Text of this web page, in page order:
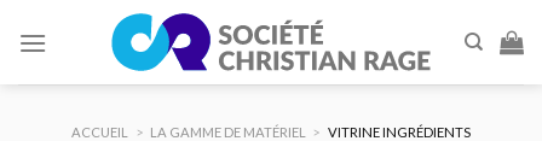
ACCUEIL > LA GAMME DE MATÉRIEL > VITRINE INGRÉDIENTS